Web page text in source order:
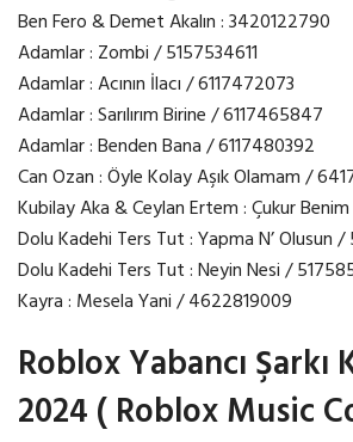
Ben Fero & Demet Akalın : 3420122790
Adamlar : Zombi / 5157534611
Adamlar : Acının İlacı / 6117472073
Adamlar : Sarılırım Birine / 6117465847
Adamlar : Benden Bana / 6117480392
Can Ozan : Öyle Kolay Aşık Olamam /
Kubilay Aka & Ceylan Ertem : Çukur
Dolu Kadehi Ters Tut : Yapma N’ Olusun
Dolu Kadehi Ters Tut : Neyin Nesi /
Kayra : Mesela Yani / 4622819009
Roblox Yabancı Şarkı
2024 ( Roblox Music